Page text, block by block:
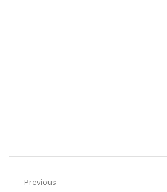
Navigazione
Previous